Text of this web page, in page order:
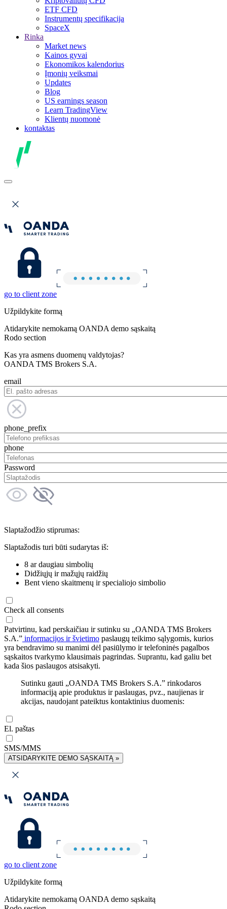
ETF CFD
Instrumentų specifikacija
SpaceX
Rinka
Market news
Kainos gyvai
Ekonomikos kalendorius
Įmonių veiksmai
Updates
Blog
US earnings season
Learn TradingView
Klientų nuomonė
kontaktas
go to client zone
Užpildykite formą
Atidarykite nemokamą OANDA demo sąskaitą
Rodo section
Kas yra asmens duomenų valdytojas?
OANDA TMS Brokers S.A.
email
phone_prefix
phone
Password
Slaptažodžio stiprumas:
Slaptažodis turi būti sudarytas iš:
8 ar daugiau simbolių
Didžiųjų ir mažųjų raidžių
Bent vieno skaitmenų ir specialiojo simbolio
Check all consents
Patvirtinu, kad perskaičiau ir sutinku su „OANDA TMS Brokers
S.A.” informacijos ir švietimo paslaugų teikimo sąlygomis, kurios
yra bendravimo su manimi dėl pasiūlymo ir telefoninės pagalbos
sąskaitos tvarkymo klausimais pagrindas. Suprantu, kad galiu bet
kada šios paslaugos atsisakyti.
Sutinku gauti „OANDA TMS Brokers S.A.” rinkodaros
informaciją apie produktus ir paslaugas, pvz., naujienas ir
akcijas, naudojant pateiktus kontaktinius duomenis:
El. paštas
SMS/MMS
ATSIDARYKITE DEMO SĄSKAITĄ »
go to client zone
Užpildykite formą
Atidarykite nemokamą OANDA demo sąskaitą